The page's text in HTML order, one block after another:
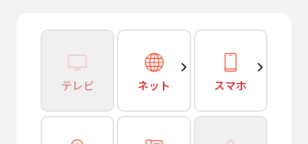
テレビ ネット スマホ